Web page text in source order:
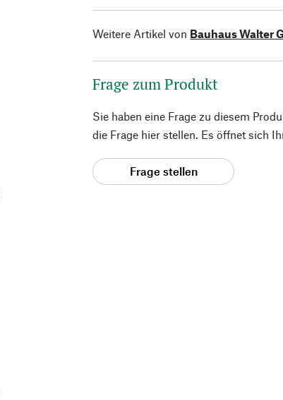
Weitere Artikel von Bauhaus Walter
Frage zum Produkt
Sie haben eine Frage zu diesem
die Frage hier stellen. Es öffnet sich
Frage stellen